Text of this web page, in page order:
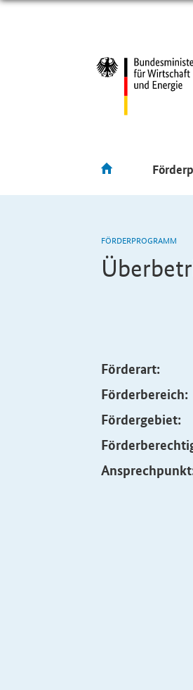
FÖRDERPROGRAMM
Förderart:
Förderbereich:
Fördergebiet: